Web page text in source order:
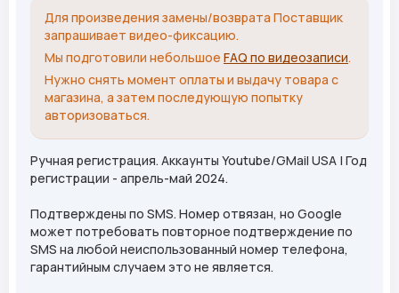
Для произведения замены/возврата Поставщик
запрашивает видео-фиксацию.
Мы подготовили небольшое FAQ по видеозаписи.
Нужно снять момент оплаты и выдачу товара с
магазина, а затем последующую попытку
авторизоваться.
Ручная регистрация. Аккаунты Youtube/GMail USA | Год
регистрации - апрель-май 2024.
Подтверждены по SMS. Номер отвязан, но Google
может потребовать повторное подтверждение по
SMS на любой неиспользованный номер телефона,
гарантийным случаем это не является.